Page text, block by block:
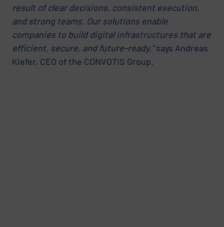
result of clear decisions, consistent execution,
and strong teams. Our solutions enable
companies to build digital infrastructures that are
efficient, secure, and future-ready,”says Andreas
Kiefer, CEO of the CONVOTIS Group.